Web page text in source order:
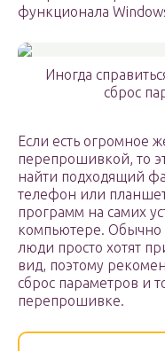
функционала
Иногда
сброс
Если есть огромное
перепрошивкой, то
найти подходящий
телефон или
программ на самих
компьютере. Обычно
люди просто хотят
вид, поэтому
сброс параметров и
перепрошивке.